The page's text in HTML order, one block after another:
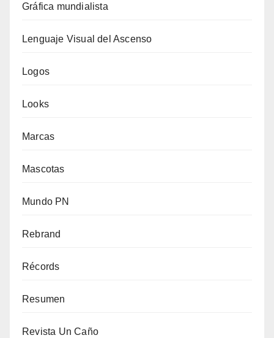
Gráfica mundialista
Lenguaje Visual del Ascenso
Logos
Looks
Marcas
Mascotas
Mundo PN
Rebrand
Récords
Resumen
Revista Un Caño